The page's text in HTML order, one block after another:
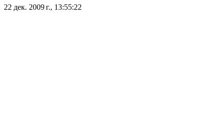
22 дек. 2009 г., 13:55:22